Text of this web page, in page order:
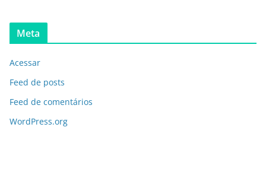
Meta
Acessar
Feed de posts
Feed de comentários
WordPress.org